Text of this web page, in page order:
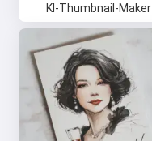
KI-Thumbnail-Maker